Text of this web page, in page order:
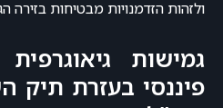
ולזהות הזדמנויות מבטיחות בזירה
גמישות
פיננסי בעזרת תיק